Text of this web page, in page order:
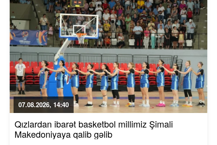
07.08.2026, 14:40
Qızlardan ibarət basketbol millimiz Şimali
Makedoniyaya qalib gəlib